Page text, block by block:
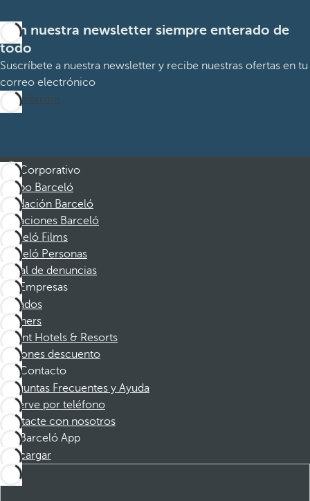
Con nuestra newsletter siempre enterado de
todo
Suscríbete a nuestra newsletter y recibe nuestras ofertas en tu
correo electrónico
Suscribirme
Corporativo
Grupo Barceló
Fundación Barceló
Vacaciones Barceló
Barceló Films
Barceló Personas
Canal de denuncias
Empresas
Afiliados
Partners
Dorint Hotels & Resorts
Cupones descuento
Contacto
Preguntas Frecuentes y Ayuda
Reserve por teléfono
Contacte con nosotros
Barceló App
Descargar